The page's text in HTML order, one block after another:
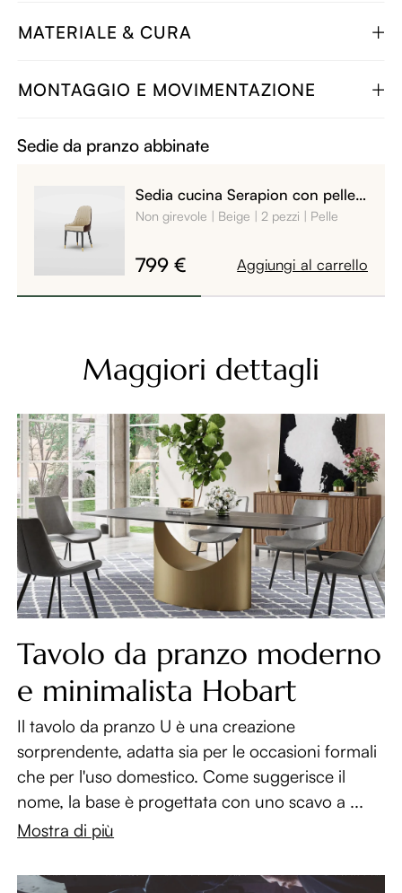
MATERIALE & CURA
MONTAGGIO E MOVIMENTAZIONE
Sedie da pranzo abbinate
Sedia cucina Serapion con pelle
PU e gambe in metallo
Non girevole Beige 2 pezzi Pelle
799 € Aggiungi al carrello
Maggiori dettagli
Tavolo da pranzo moderno
e minimalista Hobart
Il tavolo da pranzo U è una creazione
sorprendente, adatta sia per le occasioni formali
che per l'uso domestico. Come suggerisce il
nome, la base è progettata con uno scavo a ...
Mostra di più